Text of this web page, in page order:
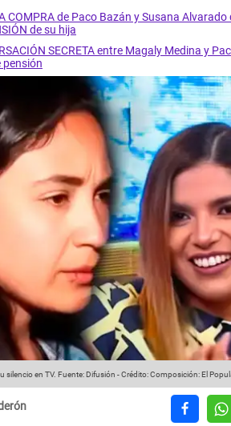
COMPRA de Paco Bazán y Susana
de su hija
SECRETA entre Magaly Medina y
pensión
silencio en TV. Fuente: Difusión -Crédito: Composición: El